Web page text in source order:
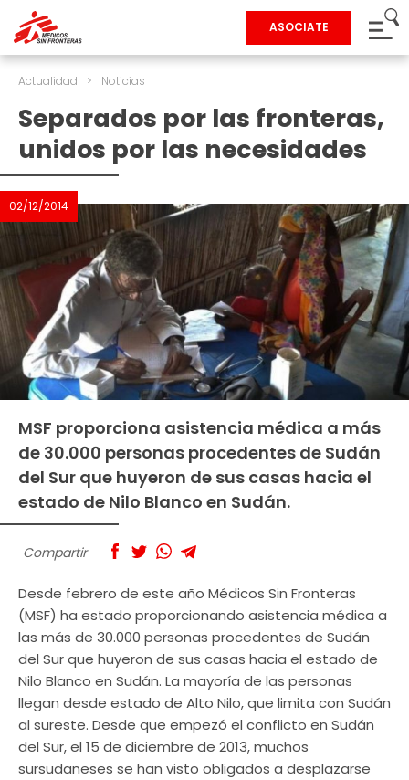
ASOCIATE
Actualidad > Noticias
Separados por las fronteras,
unidos por las necesidades
02/12/2014
MSF proporciona asistencia médica a más
de 30.000 personas procedentes de Sudán
del Sur que huyeron de sus casas hacia el
estado de Nilo Blanco en Sudán.
Compartir
Desde febrero de este año Médicos Sin Fronteras
(MSF) ha estado proporcionando asistencia médica a
las más de 30.000 personas procedentes de Sudán
del Sur que huyeron de sus casas hacia el estado de
Nilo Blanco en Sudán. La mayoría de las personas
llegan desde estado de Alto Nilo, que limita con Sudán
al sureste. Desde que empezó el conflicto en Sudán
del Sur, el 15 de diciembre de 2013, muchos
sursudaneses se han visto obligados a desplazarse